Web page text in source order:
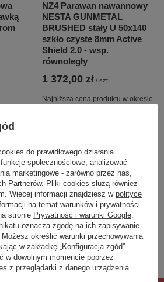
NZ4 Parawan nawannowy
NESTA GUNMETAL
BRUSHED stały U 50x140
szkło czyste 8mm Active
Shield 2.0 - wsp.
równoległy
1 372,00 zł / szt.
Najniższa cena produktu w okresie
do prawidłowego działania
społecznościowe, analizować
marketingowe - zarówno przez nas,
Partnerów. Pliki cookies służą również
Więcej informacji znajdziesz w polityce
na temat warunków i prywatności
stronie Prywatność i warunki Google
oznacza zgodę na ich zapisywanie
określić warunki przechowywania
w zakładkę „Konfiguracja zgód”.
w dowolnym momencie poprzez
z przeglądarki z danego urządzenia